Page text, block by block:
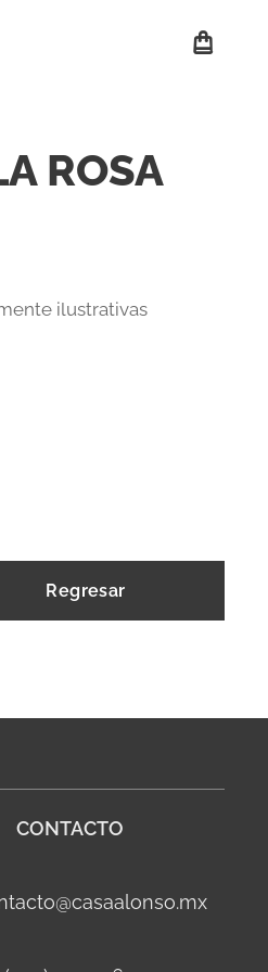
ROSA
ilustrativas
Regresar
CONTACTO